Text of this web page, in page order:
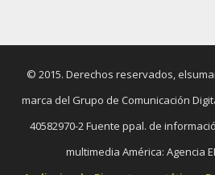
© 2015. Derechos reservados,
marca del Grupo de Comunicación Digital
40582970-2 Fuente ppal. de
multimedia América: Agencia